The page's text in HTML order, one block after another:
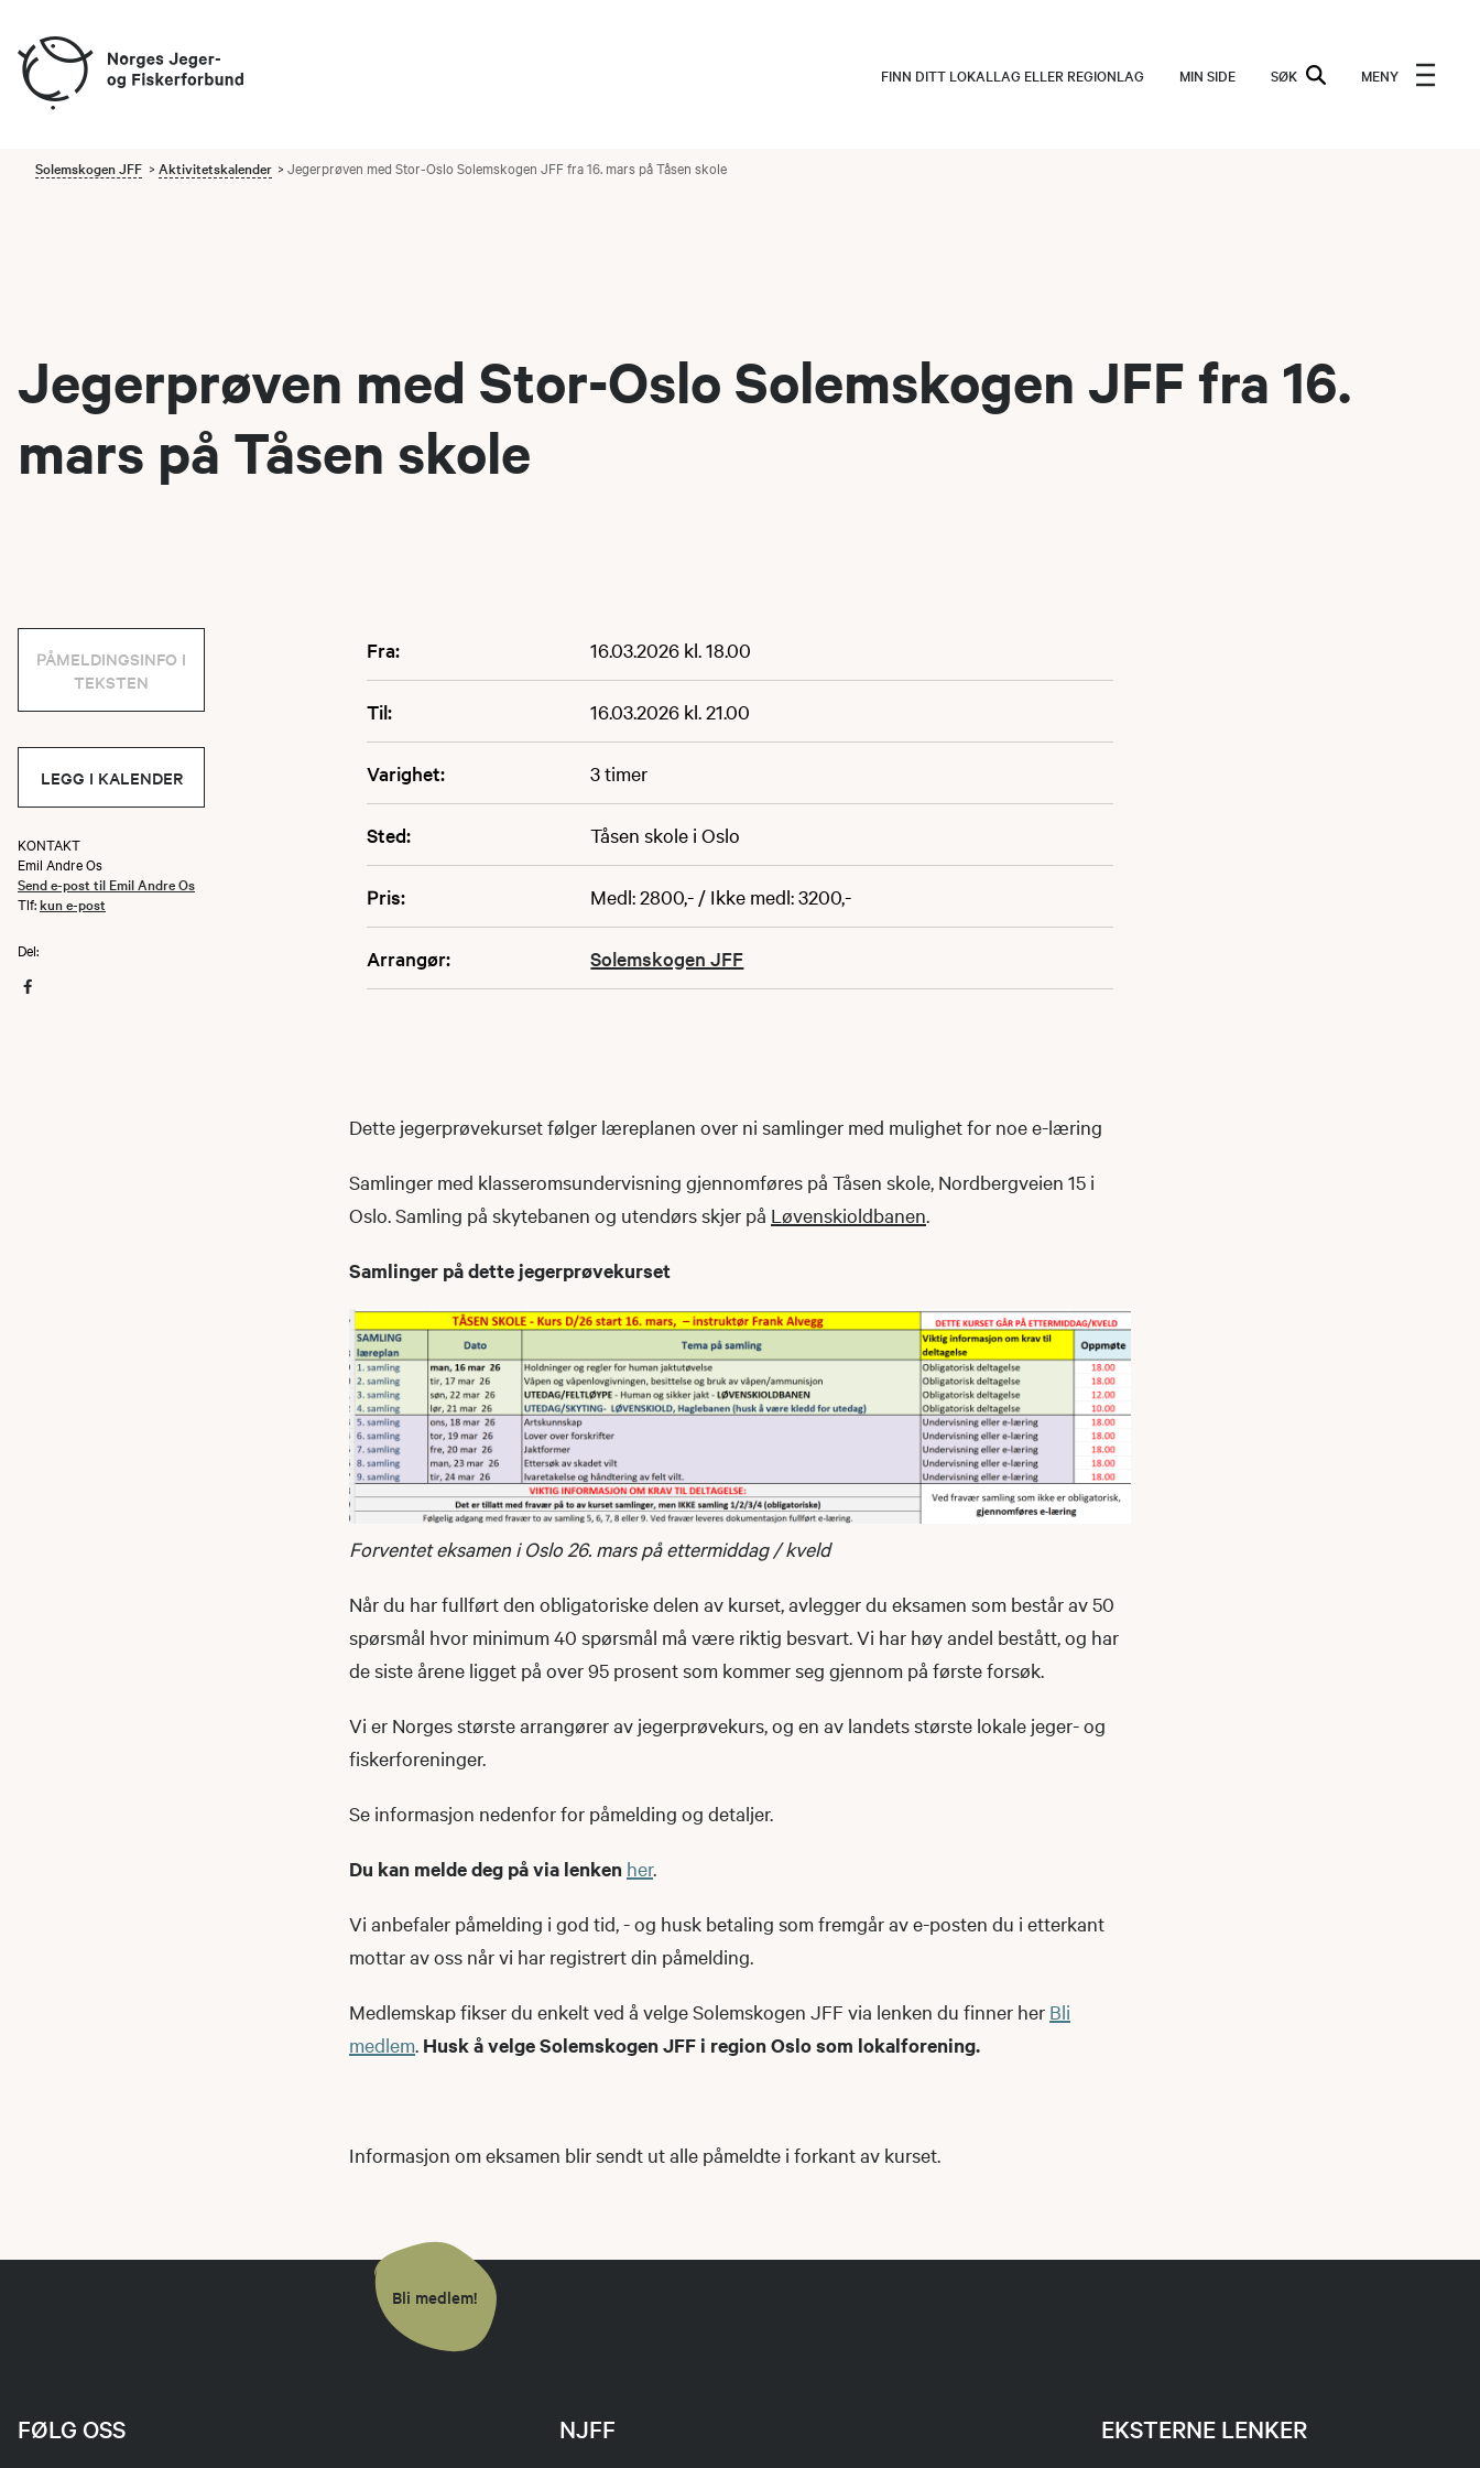
FINN DITT LOKALLAG ELLER REGIONLAG MIN SIDE SØK MENY
Solemskogen JFF Aktivitetskalender Jegerprøven med Stor-Oslo Solemskogen JFF fra 16. mars på Tåsen skole
Jegerprøven med Stor-Oslo Solemskogen JFF fra 16.
mars på Tåsen skole
Fra: 16.03.2026 kl. 18.00
Til: 16.03.2026 kl. 21.00
Varighet: 3 timer
Sted: Tåsen skole i Oslo
Pris: Medl: 2800,- / Ikke medl: 3200,-
Arrangør: Solemskogen JFF
PÅMELDINGSINFO I
TEKSTEN
LEGG I KALENDER
KONTAKT
Emil Andre Os
Send e-post til Emil Andre Os
Tlf:kun e-post
Del:
Dette jegerprøvekurset følger læreplanen over ni samlinger med mulighet for noe e-læring
Samlinger med klasseromsundervisning gjennomføres på Tåsen skole, Nordbergveien 15 i
Oslo. Samling på skytebanen og utendørs skjer på Løvenskioldbanen.
Samlinger på dette jegerprøvekurset
Forventet eksamen i Oslo 26. mars på ettermiddag / kveld
Når du har fullført den obligatoriske delen av kurset, avlegger du eksamen som består av 50
spørsmål hvor minimum 40 spørsmål må være riktig besvart. Vi har høy andel bestått, og har
de siste årene ligget på over 95 prosent som kommer seg gjennom på første forsøk.
Vi er Norges største arrangører av jegerprøvekurs, og en av landets største lokale jeger- og
fiskerforeninger.
Se informasjon nedenfor for påmelding og detaljer.
Du kan melde deg på via lenken her.
Vi anbefaler påmelding i god tid, - og husk betaling som fremgår av e-posten du i etterkant
mottar av oss når vi har registrert din påmelding.
Medlemskap fikser du enkelt ved å velge Solemskogen JFF via lenken du finner her Bli
medlem. Husk å velge Solemskogen JFF i region Oslo som lokalforening.
Informasjon om eksamen blir sendt ut alle påmeldte i forkant av kurset.
Bli medlem!
NJFF EKSTERNE LENKER
FØLG OSS